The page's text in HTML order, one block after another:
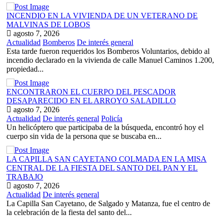
INCENDIO EN LA VIVIENDA DE UN VETERANO DE
MALVINAS DE LOBOS
agosto 7, 2026
Actualidad Bomberos De interés general
Esta tarde fueron requeridos los Bomberos Voluntarios, debido al
incendio declarado en la vivienda de calle Manuel Caminos 1.200,
propiedad...
ENCONTRARON EL CUERPO DEL PESCADOR
DESAPARECIDO EN EL ARROYO SALADILLO
agosto 7, 2026
Actualidad De interés general Policía
Un helicóptero que participaba de la búsqueda, encontró hoy el
cuerpo sin vida de la persona que se buscaba en...
LA CAPILLA SAN CAYETANO COLMADA EN LA MISA
CENTRAL DE LA FIESTA DEL SANTO DEL PAN Y EL
TRABAJO
agosto 7, 2026
Actualidad De interés general
La Capilla San Cayetano, de Salgado y Matanza, fue el centro de
la celebración de la fiesta del santo del...